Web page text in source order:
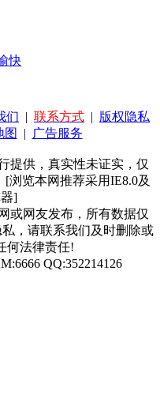
快
们 | 联系方式 | 版权隐私
图 | 广告服务
提供，真实性未证实，仅
浏览本网推荐采用IE8.0及
]
或网友发布，所有数据仅
，请联系我们及时删除或
何法律责任!
QQ:352214126